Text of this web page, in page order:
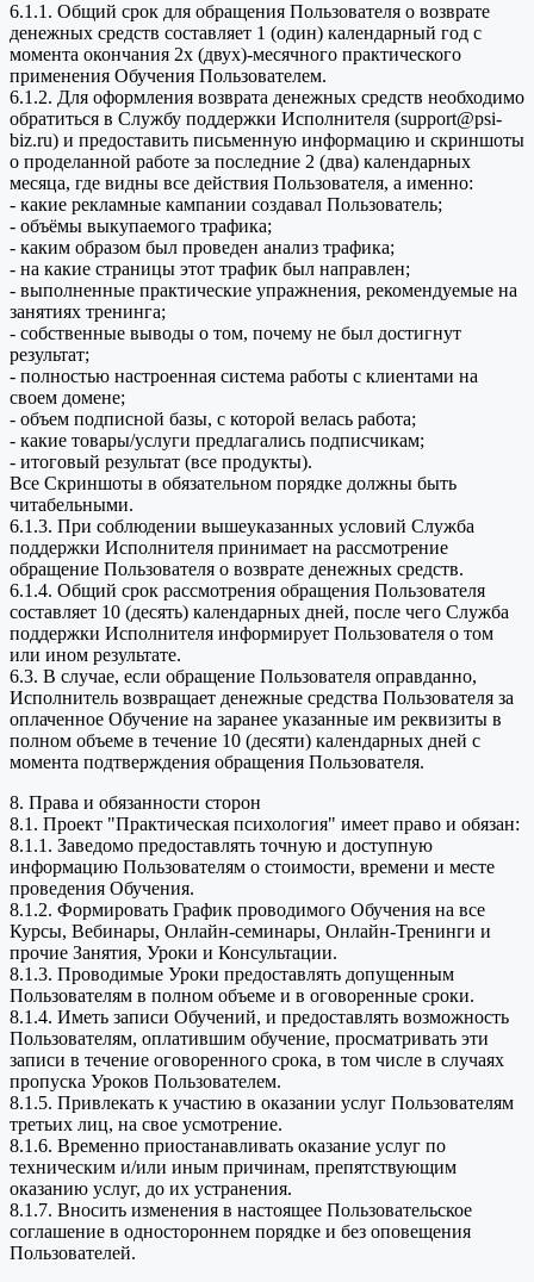
6.1.1. Общий срок для обращения Пользователя о возврате
денежных средств составляет 1 (один) календарный год с
момента окончания 2х (двух)-месячного практического
применения Обучения Пользователем.
6.1.2. Для оформления возврата денежных средств необходимо
обратиться в Службу поддержки Исполнителя (support@psi-
biz.ru) и предоставить письменную информацию и скриншоты
о проделанной работе за последние 2 (два) календарных
месяца, где видны все действия Пользователя, а именно:
- какие рекламные кампании создавал Пользователь;
- объёмы выкупаемого трафика;
- каким образом был проведен анализ трафика;
- на какие страницы этот трафик был направлен;
- выполненные практические упражнения, рекомендуемые на
занятиях тренинга;
- собственные выводы о том, почему не был достигнут
результат;
- полностью настроенная система работы с клиентами на
своем домене;
- объем подписной базы, с которой велась работа;
- какие товары/услуги предлагались подписчикам;
- итоговый результат (все продукты).
Все Скриншоты в обязательном порядке должны быть
читабельными.
6.1.3. При соблюдении вышеуказанных условий Служба
поддержки Исполнителя принимает на рассмотрение
обращение Пользователя о возврате денежных средств.
6.1.4. Общий срок рассмотрения обращения Пользователя
составляет 10 (десять) календарных дней, после чего Служба
поддержки Исполнителя информирует Пользователя о том
или ином результате.
6.3. В случае, если обращение Пользователя оправданно,
Исполнитель возвращает денежные средства Пользователя за
оплаченное Обучение на заранее указанные им реквизиты в
полном объеме в течение 10 (десяти) календарных дней с
момента подтверждения обращения Пользователя.
8. Права и обязанности сторон
8.1. Проект "Практическая психология" имеет право и обязан:
8.1.1. Заведомо предоставлять точную и доступную
информацию Пользователям о стоимости, времени и месте
проведения Обучения.
8.1.2. Формировать График проводимого Обучения на все
Курсы, Вебинары, Онлайн-семинары, Онлайн-Тренинги и
прочие Занятия, Уроки и Консультации.
8.1.3. Проводимые Уроки предоставлять допущенным
Пользователям в полном объеме и в оговоренные сроки.
8.1.4. Иметь записи Обучений, и предоставлять возможность
Пользователям, оплатившим обучение, просматривать эти
записи в течение оговоренного срока, в том числе в случаях
пропуска Уроков Пользователем.
8.1.5. Привлекать к участию в оказании услуг Пользователям
третьих лиц, на свое усмотрение.
8.1.6. Временно приостанавливать оказание услуг по
техническим и/или иным причинам, препятствующим
оказанию услуг, до их устранения.
8.1.7. Вносить изменения в настоящее Пользовательское
соглашение в одностороннем порядке и без оповещения
Пользователей.